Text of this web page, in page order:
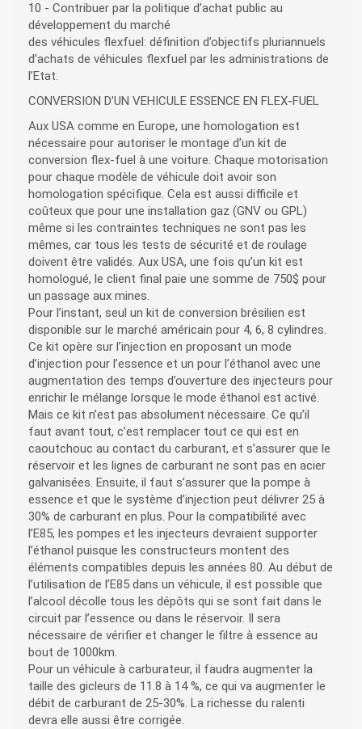
10 - Contribuer par la politique d’achat public au
développement du marché
des véhicules flexfuel: définition d’objectifs pluriannuels
d’achats de véhicules flexfuel par les administrations de
l’Etat.
CONVERSION D'UN VEHICULE ESSENCE EN FLEX-FUEL
Aux USA comme en Europe, une homologation est
nécessaire pour autoriser le montage d’un kit de
conversion flex-fuel à une voiture. Chaque motorisation
pour chaque modèle de véhicule doit avoir son
homologation spécifique. Cela est aussi difficile et
coûteux que pour une installation gaz (GNV ou GPL)
même si les contraintes techniques ne sont pas les
mêmes, car tous les tests de sécurité et de roulage
doivent être validés. Aux USA, une fois qu’un kit est
homologué, le client final paie une somme de 750$ pour
un passage aux mines.
Pour l’instant, seul un kit de conversion brésilien est
disponible sur le marché américain pour 4, 6, 8 cylindres.
Ce kit opère sur l’injection en proposant un mode
d’injection pour l’essence et un pour l’éthanol avec une
augmentation des temps d’ouverture des injecteurs pour
enrichir le mélange lorsque le mode éthanol est activé.
Mais ce kit n’est pas absolument nécessaire. Ce qu’il
faut avant tout, c’est remplacer tout ce qui est en
caoutchouc au contact du carburant, et s’assurer que le
réservoir et les lignes de carburant ne sont pas en acier
galvanisées. Ensuite, il faut s’assurer que la pompe à
essence et que le système d’injection peut délivrer 25 à
30% de carburant en plus. Pour la compatibilité avec
l’E85, les pompes et les injecteurs devraient supporter
l’éthanol puisque les constructeurs montent des
éléments compatibles depuis les années 80. Au début de
l’utilisation de l’E85 dans un véhicule, il est possible que
l’alcool décolle tous les dépôts qui se sont fait dans le
circuit par l’essence ou dans le réservoir. Il sera
nécessaire de vérifier et changer le filtre à essence au
bout de 1000km.
Pour un véhicule à carburateur, il faudra augmenter la
taille des gicleurs de 11.8 à 14 %, ce qui va augmenter le
débit de carburant de 25-30%. La richesse du ralenti
devra elle aussi être corrigée.